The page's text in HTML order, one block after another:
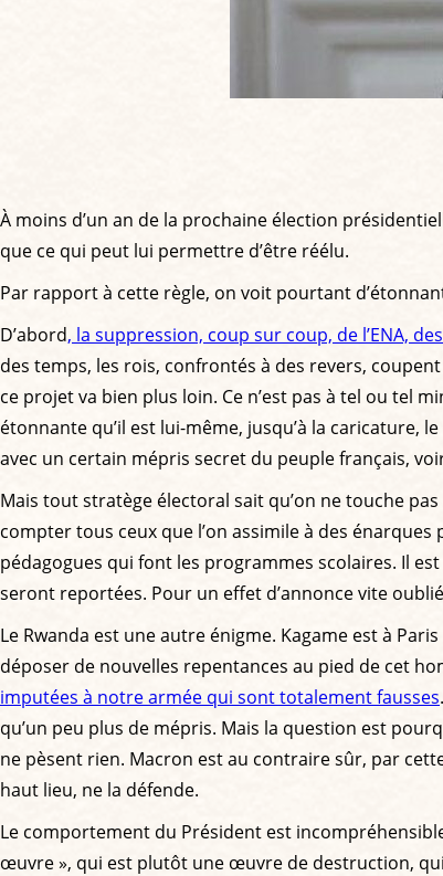
À moins d’un an de la prochaine élection
que ce qui peut lui permettre d’être réélu.
Par rapport à cette règle, on voit pourtant
D’abord, la suppression, coup sur coup, de l’ENA,
des temps, les rois, confrontés à des revers,
ce projet va bien plus loin. Ce n’est pas à tel ou tel
étonnante qu’il est lui-même, jusqu’à la caricature,
avec un certain mépris secret du peuple français,
Mais tout stratège électoral sait qu’on ne touche
compter tous ceux que l’on assimile à des
pédagogues qui font les programmes scolaires. Il
seront reportées. Pour un effet d’annonce vite
Le Rwanda est une autre énigme. Kagame est à
déposer de nouvelles repentances au pied de cet
imputées à notre armée qui sont totalement fausses
qu’un peu plus de mépris. Mais la question est
ne pèsent rien. Macron est au contraire sûr, par
haut lieu, ne la défende.
Le comportement du Président est
œuvre », qui est plutôt une œuvre de destruction, qui